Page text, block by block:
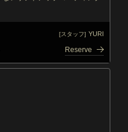
[スタッフ] YURI
Reserve